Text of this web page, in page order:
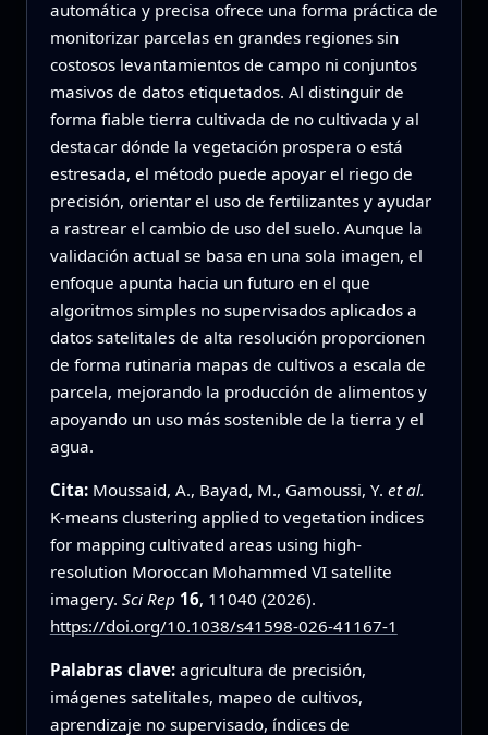
automática y precisa ofrece una forma práctica de
monitorizar parcelas en grandes regiones sin
costosos levantamientos de campo ni conjuntos
masivos de datos etiquetados. Al distinguir de
forma fiable tierra cultivada de no cultivada y al
destacar dónde la vegetación prospera o está
estresada, el método puede apoyar el riego de
precisión, orientar el uso de fertilizantes y ayudar
a rastrear el cambio de uso del suelo. Aunque la
validación actual se basa en una sola imagen, el
enfoque apunta hacia un futuro en el que
algoritmos simples no supervisados aplicados a
datos satelitales de alta resolución proporcionen
de forma rutinaria mapas de cultivos a escala de
parcela, mejorando la producción de alimentos y
apoyando un uso más sostenible de la tierra y el
agua.
Cita: Moussaid, A., Bayad, M., Gamoussi, Y. et al.
K-means clustering applied to vegetation indices
for mapping cultivated areas using high-
resolution Moroccan Mohammed VI satellite
imagery. Sci Rep 16, 11040 (2026).
https://doi.org/10.1038/s41598-026-41167-1
Palabras clave: agricultura de precisión,
imágenes satelitales, mapeo de cultivos,
aprendizaje no supervisado, índices de